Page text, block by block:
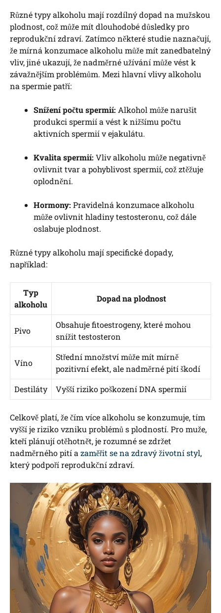
Různé typy alkoholu mají rozdílný dopad na mužskou
plodnost, což může mít dlouhodobé důsledky pro
reprodukční zdraví. Zatímco některé studie naznačují,
že mírná konzumace alkoholu může mít zanedbatelný
vliv, jiné ukazují, že nadměrné užívání může vést k
závažnějším problémům. Mezi hlavní vlivy alkoholu
na spermie patří:
Snížení počtu spermií: Alkohol může narušit
produkci spermií a vést k nižšímu počtu
aktivních spermií v ejakulátu.
Kvalita spermií: Vliv alkoholu může negativně
ovlivnit tvar a pohyblivost spermií, což ztěžuje
oplodnění.
Hormony: Pravidelná konzumace alkoholu
může ovlivnit hladiny testosteronu, což dále
oslabuje plodnost.
Různé typy alkoholu mají specifické dopady,
například:
Typ
alkoholu
Dopad na plodnost
Pivo
Obsahuje fitoestrogeny, které mohou
snížit testosteron
Víno
Střední množství může mít mírně
pozitivní efekt, ale nadměrné pití škodí
Destiláty
Vyšší riziko poškození DNA spermií
Celkově platí, že čím více alkoholu se konzumuje, tím
vyšší je riziko vzniku problémů s plodností. Pro muže,
kteří plánují otěhotnět, je rozumné se zdržet
nadměrného pití a zaměřit se na zdravý životní styl,
který podpoří reprodukční zdraví.